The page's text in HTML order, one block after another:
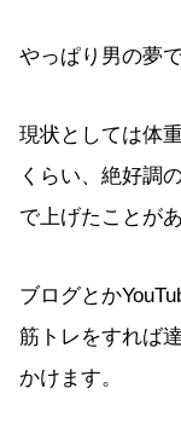
やっぱり男の夢
現状としては体
くらい、絶好調
で上げたことが
ブログとか
筋トレをすれば
かけます。